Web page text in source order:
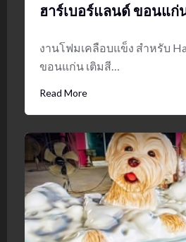
ฮาร์เบอร์แลนด์ ขอนแก่
งานโฟมเคลือบแข็ง สำหรับ
ขอนแก่น เติมสี…
Read More